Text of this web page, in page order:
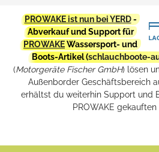
PROWAKE ist nun bei YERD-
Abverkauf und Support für
PROWAKEWassersport- und
Boots-Artikel (schlauchboote-
(Motorgeräte Fischer GmbH) lösen
Außenborder Geschäftsbereich
erhältst du weiterhin Support und
PROWAKE